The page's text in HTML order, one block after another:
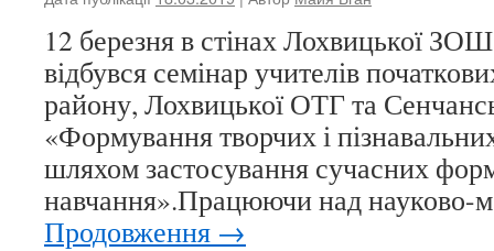
12 березня в стінах Лохвицької
відбувся семінар учителів
району, Лохвицької ОТГ та
«Формування творчих і
шляхом застосування сучасних
навчання».Працюючи над
Продовження →